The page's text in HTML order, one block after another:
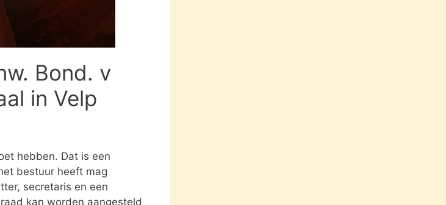
Bond. v
in Velp
hebben. Dat is een
bestuur heeft mag
secretaris en een
kan worden aangesteld